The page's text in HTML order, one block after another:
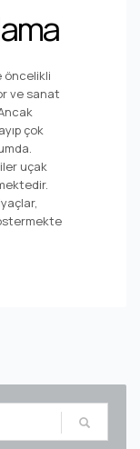
öncelikli
ve sanat
çok
uçak